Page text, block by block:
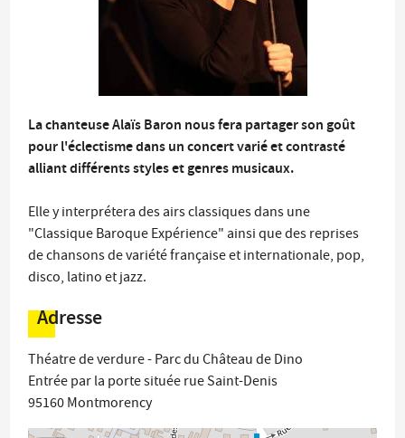
La chanteuse Alaïs Baron nous fera partager son goût
pour l'éclectisme dans un concert varié et contrasté
alliant différents styles et genres musicaux.
Elle y interprétera des airs classiques dans une
"Classique Baroque Expérience" ainsi que des reprises
de chansons de variété française et internationale, pop,
disco, latino et jazz.
Adresse
Théatre de verdure - Parc du Château de Dino
Entrée par la porte située rue Saint-Denis
95160 Montmorency